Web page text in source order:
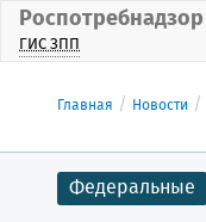
Роспотребнадзор
ГИС ЗПП
Главная Новости
Федеральные